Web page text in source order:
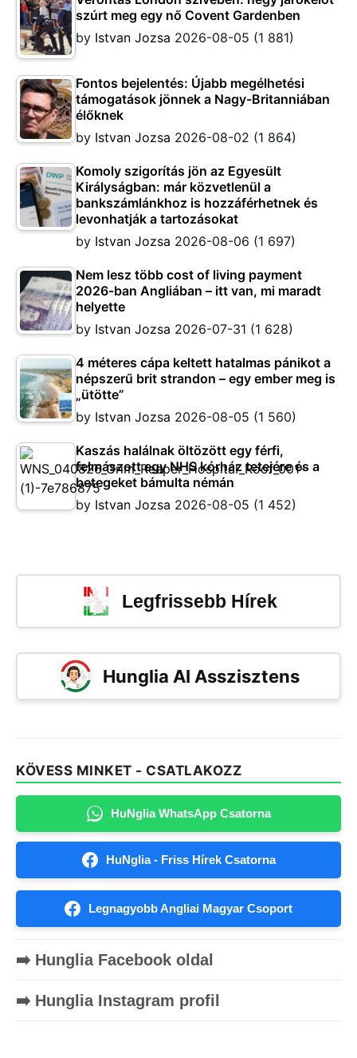
szúrt meg egy nő Covent Gardenben
by Istvan Jozsa 2026-08-05 (1 881)
Fontos bejelentés: Újabb megélhetési
támogatások jönnek a Nagy-Britanniában
élőknek
by Istvan Jozsa 2026-08-02 (1 864)
Komoly szigorítás jön az Egyesült
Királyságban: már közvetlenül a
bankszámlánkhoz is hozzáférhetnek és
levonhatják a tartozásokat
by Istvan Jozsa 2026-08-06 (1 697)
Nem lesz több cost of living payment
2026-ban Angliában – itt van, mi maradt
helyette
by Istvan Jozsa 2026-07-31 (1 628)
4 méteres cápa keltett hatalmas pánikot a
népszerű brit strandon – egy ember meg is
„ütötte”
by Istvan Jozsa 2026-08-05 (1 560)
Kaszás halálnak öltözött egy férfi,
felmászott egy NHS kórház tetejére és a
betegeket bámulta némán
by Istvan Jozsa 2026-08-05 (1 452)
Legfrissebb Hírek
Hunglia AI Asszisztens
KÖVESS MINKET - CSATLAKOZZ
HuNglia WhatsApp Csatorna
HuNglia - Friss Hírek Csatorna
Legnagyobb Angliai Magyar Csoport
➡️ Hunglia Facebook oldal
➡️ Hunglia Instagram profil